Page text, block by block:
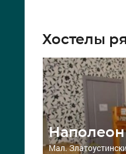
Хостелы
Наполеон
Мал.